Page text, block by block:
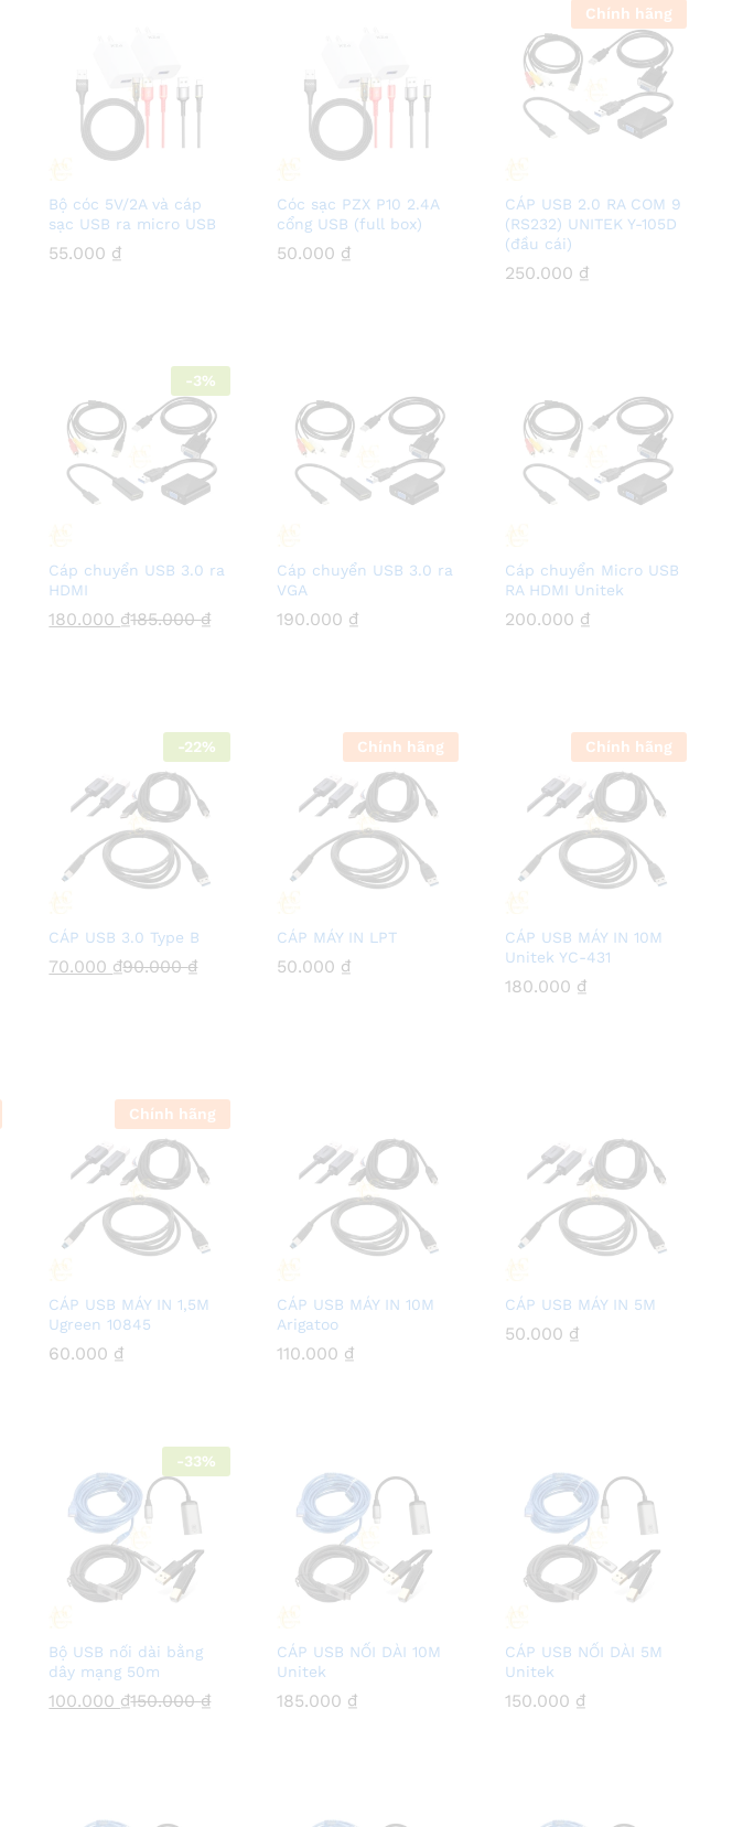
Bộ cóc 5V/2A và cáp
sạc USB ra micro USB
55.000 ₫
55.000 ₫
Cóc sạc PZX P10 2.4A
cổng USB (full box)
50.000 ₫
50.000 ₫
Chính hãng
CÁP USB 2.0 RA COM 9
(RS232) UNITEK Y-105D
(đầu cái)
250.000 ₫
250.000 ₫
-3%
Cáp chuyển USB 3.0 ra
HDMI
180.000 ₫185.000₫
180.000 ₫185.000₫
Cáp chuyển USB 3.0 ra
VGA
190.000 ₫
190.000 ₫
Cáp chuyển Micro USB
RA HDMI Unitek
200.000 ₫
200.000 ₫
-22%
CÁP USB 3.0 Type B
70.000 ₫90.000₫
70.000 ₫90.000₫
Chính hãng
CÁP MÁY IN LPT
50.000 ₫
50.000 ₫
Chính hãng
CÁP USB MÁY IN 10M
Unitek YC-431
180.000 ₫
180.000 ₫
Chính hãng
CÁP USB MÁY IN 1,5M
Ugreen 10845
60.000 ₫
60.000 ₫
CÁP USB MÁY IN 10M
Arigatoo
110.000 ₫
110.000 ₫
CÁP USB MÁY IN 5M
50.000 ₫
50.000 ₫
-33%
Bộ USB nối dài bằng
dây mạng 50m
100.000 ₫150.000₫
100.000 ₫150.000₫
CÁP USB NỐI DÀI 10M
Unitek
185.000 ₫
185.000 ₫
CÁP USB NỐI DÀI 5M
Unitek
150.000 ₫
150.000 ₫